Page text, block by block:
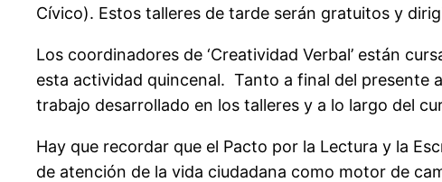
Cívico). Estos talleres de tarde serán gratuitos y
Los coordinadores de ‘Creatividad Verbal’ están
esta actividad quincenal. Tanto a final del presente
trabajo desarrollado en los talleres y a lo largo del
Hay que recordar que el Pacto por la Lectura y la
de atención de la vida ciudadana como motor de